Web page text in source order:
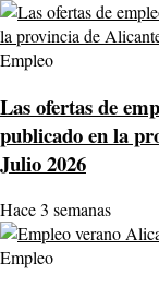
Empleo
Las ofertas de
publicado en la
Julio 2026
Hace 3 semanas
Empleo